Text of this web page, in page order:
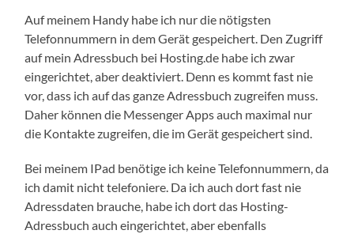
Auf meinem Handy habe ich nur die nötigsten
Telefonnummern in dem Gerät gespeichert. Den Zugriff
auf mein Adressbuch bei Hosting.de habe ich zwar
eingerichtet, aber deaktiviert. Denn es kommt fast nie
vor, dass ich auf das ganze Adressbuch zugreifen muss.
Daher können die Messenger Apps auch maximal nur
die Kontakte zugreifen, die im Gerät gespeichert sind.
Bei meinem IPad benötige ich keine Telefonnummern, da
ich damit nicht telefoniere. Da ich auch dort fast nie
Adressdaten brauche, habe ich dort das Hosting-
Adressbuch auch eingerichtet, aber ebenfalls